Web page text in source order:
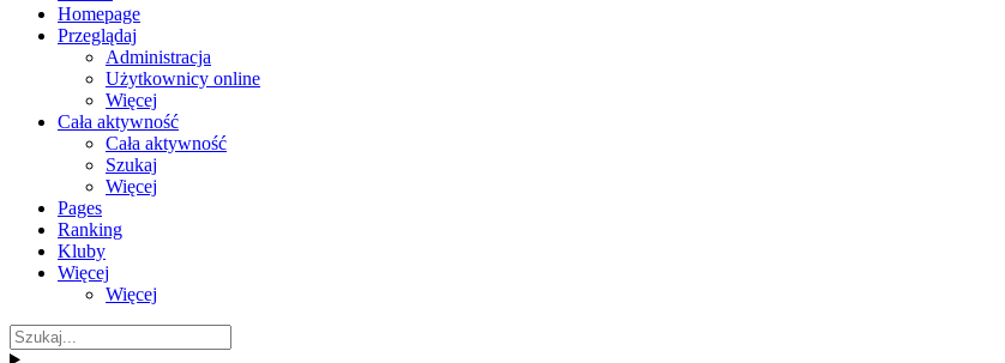
Homepage
Przeglądaj
Administracja
Użytkownicy online
Więcej
Cała aktywność
Cała aktywność
Szukaj
Więcej
Pages
Ranking
Kluby
Więcej
Więcej